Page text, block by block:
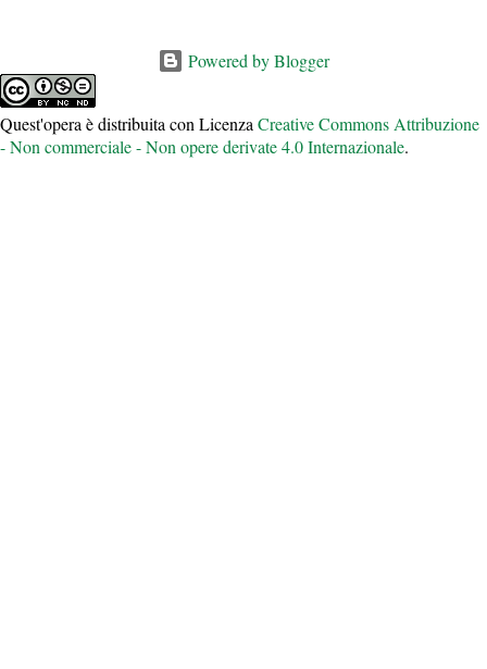
Powered by Blogger
Quest'opera è distribuita con Licenza Creative Commons Attribuzione
- Non commerciale - Non opere derivate 4.0 Internazionale.